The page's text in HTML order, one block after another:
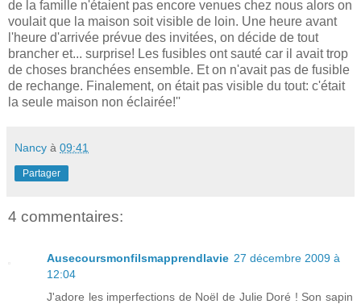
de la famille n'étaient pas encore venues chez nous alors on
voulait que la maison soit visible de loin. Une heure avant
l'heure d'arrivée prévue des invitées, on décide de tout
brancher et... surprise! Les fusibles ont sauté car il avait trop
de choses branchées ensemble. Et on n'avait pas de fusible
de rechange. Finalement, on était pas visible du tout: c'était
la seule maison non éclairée!''
Nancy à 09:41
Partager
4 commentaires:
Ausecoursmonfilsmapprendlavie 27 décembre 2009 à
12:04
J'adore les imperfections de Noël de Julie Doré ! Son sapin